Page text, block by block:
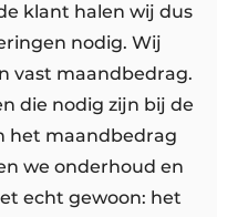
klant halen wij dus
nodig. Wij
vast maandbedrag.
die nodig zijn bij de
het maandbedrag
we onderhoud en
echt gewoon: het